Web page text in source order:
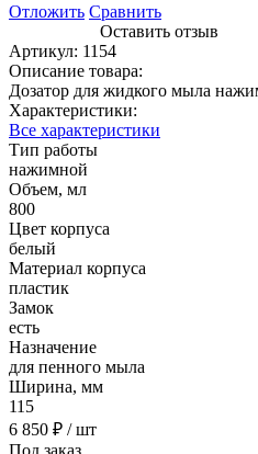
Отложить Сравнить
Оставить отзыв
Артикул: 1154
Описание товара:
Дозатор для жидкого мыла
Характеристики:
Все характеристики
Тип работы
нажимной
Объем, мл
800
Цвет корпуса
белый
Материал корпуса
пластик
Замок
есть
Назначение
для пенного мыла
Ширина, мм
115
6 850 ₽ / шт
Под заказ